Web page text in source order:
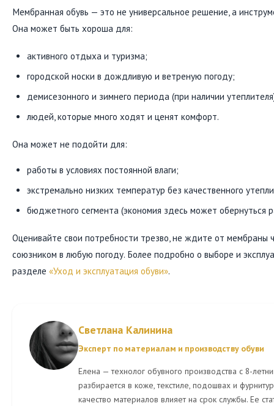
Мембранная обувь — это не универсальное решение, а
Она может быть хороша для:
активного отдыха и туризма;
городской носки в дождливую и ветреную погоду;
демисезонного и зимнего периода (при наличии
людей, которые много ходят и ценят комфорт.
Она может не подойти для:
работы в условиях постоянной влаги;
экстремально низких температур без качественного
бюджетного сегмента (экономия здесь может обернуться
Оценивайте свои потребности трезво, не ждите от мембраны
союзником в любую погоду. Более подробно о выборе и
разделе «Уход и эксплуатация обуви».
Светлана Калинина
Эксперт по материалам и производству обуви
Елена — технолог обувного производства с 8-
разбирается в коже, текстиле, подошвах и
качество материалов влияет на срок службы. Ее